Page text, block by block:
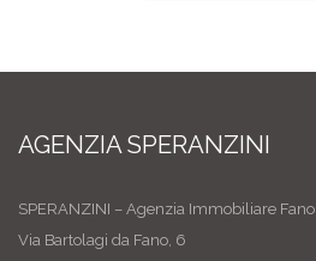
AGENZIA SPERANZINI
SPERANZINI – Agenzia Immobiliare Fano
Via Bartolagi da Fano, 6